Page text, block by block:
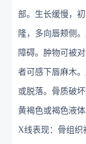
部。生长缓慢，
隆，多向唇颊侧
障碍。肿物可被
者可感下唇麻木
或脱落。骨质破
黄褐色或褐色液体
X线表现：骨组织